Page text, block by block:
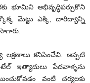
భూమిని అభివృద్ధిపర్చుకొని
మెట్టు ఎక్కి, దారిద్యాన్ని
కనిపించేవి. అప్పటి
ఇత్యాదులు పేదవాళ్ళను
వంటి చర్యలకు